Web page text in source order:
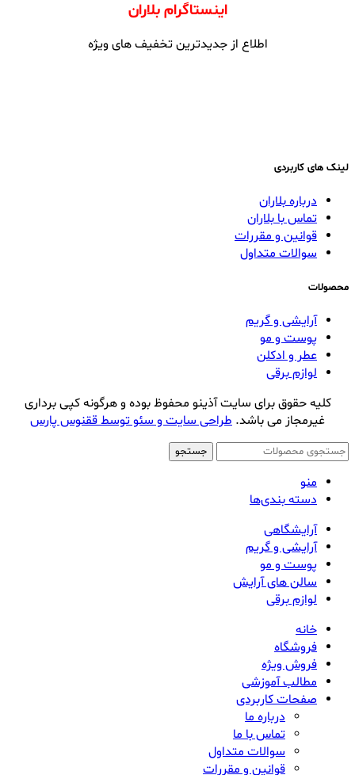
اینستاگرام بلاران
اطلاع از جدیدترین تخفیف های ویژه
لینک های کاربردی
درباره بلاران
تماس با بلاران
قوانین و مقررات
سوالات متداول
محصولات
آرایشی و گریم
پوست و مو
عطر و ادکلن
لوازم برقی
کلیه حقوق برای سایت آذینو محفوظ بوده و هرگونه کپی برداری
غیرمجاز می باشد. طراحی سایت و سئو توسط ققنوس پارس
جستجو
منو
دسته بندی‌ها
آرایشگاهی
آرایشی و گریم
پوست و مو
سالن های آرایش
لوازم برقی
خانه
فروشگاه
فروش ویژه
مطالب آموزشی
صفحات کاربردی
درباره ما
تماس با ما
سوالات متداول
قوانین و مقررات